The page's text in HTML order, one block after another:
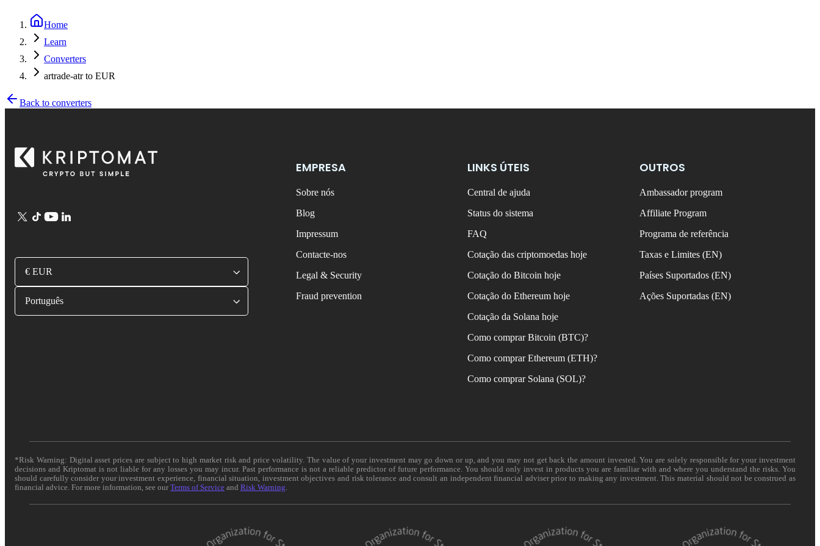
Home
Learn
Converters
artrade-atr to EUR
Back to converters
€ EUR
Português
EMPRESA
Sobre nós
Blog
Impressum
Contacte-nos
Legal & Security
Fraud prevention
LINKS ÚTEIS
Central de ajuda
Status do sistema
FAQ
Cotação das criptomoedas hoje
Cotação do Bitcoin hoje
Cotação do Ethereum hoje
Cotação da Solana hoje
Como comprar Bitcoin (BTC)?
Como comprar Ethereum (ETH)?
Como comprar Solana (SOL)?
OUTROS
Ambassador program
Affiliate Program
Programa de referência
Taxas e Limites (EN)
Países Suportados (EN)
Ações Suportadas (EN)
*Risk Warning: Digital asset prices are subject to high market risk and price volatility. The value of your investment may go down or up, and you may not get back the amount invested. You are solely responsible for your investment
decisions and Kriptomat is not liable for any losses you may incur. Past performance is not a reliable predictor of future performance. You should only invest in products you are familiar with and where you understand the risks. You
should carefully consider your investment experience, financial situation, investment objectives and risk tolerance and consult an independent financial adviser prior to making any investment. This material should not be construed as
financial advice. For more information, see ourTerms of Service and Risk Warning